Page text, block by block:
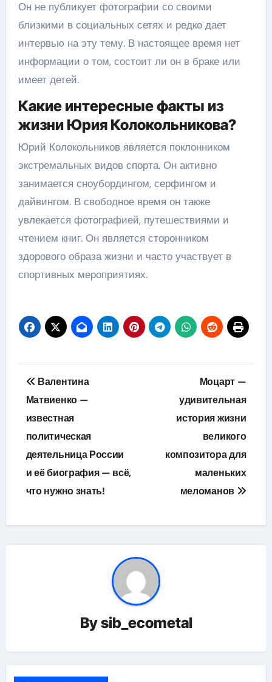
Он не публикует фотографии со своими
близкими в социальных сетях и редко дает
интервью на эту тему. В настоящее время нет
информации о том, состоит ли он в браке или
имеет детей.
Какие интересные факты из
жизни Юрия Колокольникова?
Юрий Колокольников является поклонником
экстремальных видов спорта. Он активно
занимается сноубордингом, серфингом и
дайвингом. В свободное время он также
увлекается фотографией, путешествиями и
чтением книг. Он является сторонником
здорового образа жизни и часто участвует в
спортивных мероприятиях.
Навигация
по
записям
Валентина
Матвиенко —
известная
политическая
деятельница России
и её биография — всё,
что нужно знать!
Моцарт —
удивительная
история жизни
великого
композитора для
маленьких
меломанов
Bysib_ecometal